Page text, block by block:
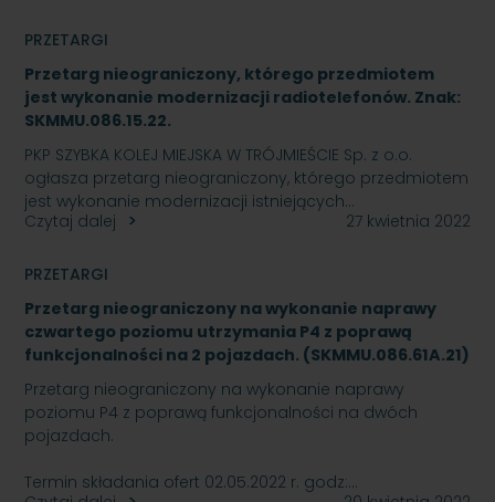
PRZETARGI
Przetarg nieograniczony, którego przedmiotem
jest wykonanie modernizacji radiotelefonów. Znak:
SKMMU.086.15.22.
PKP SZYBKA KOLEJ MIEJSKA W TRÓJMIEŚCIE Sp. z o.o.
ogłasza przetarg nieograniczony, którego przedmiotem
jest wykonanie modernizacji istniejących…
Czytaj dalej
27 kwietnia 2022
PRZETARGI
Przetarg nieograniczony na wykonanie naprawy
czwartego poziomu utrzymania P4 z poprawą
funkcjonalności na 2 pojazdach. (SKMMU.086.61A.21)
Przetarg nieograniczony na wykonanie naprawy
poziomu P4 z poprawą funkcjonalności na dwóch
pojazdach.
Termin składania ofert 02.05.2022 r. godz:…